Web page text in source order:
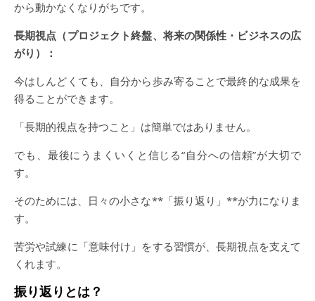
から動かなくなりがちです。
長期視点（プロジェクト終盤、将来の関係性・ビジネスの広
がり）：
今はしんどくても、自分から歩み寄ることで最終的な成果を
得ることができます。
「長期的視点を持つこと」は簡単ではありません。
でも、最後にうまくいくと信じる“自分への信頼”が大切で
す。
そのためには、日々の小さな**「振り返り」**が力になりま
す。
苦労や試練に「意味付け」をする習慣が、長期視点を支えて
くれます。
振り返りとは？